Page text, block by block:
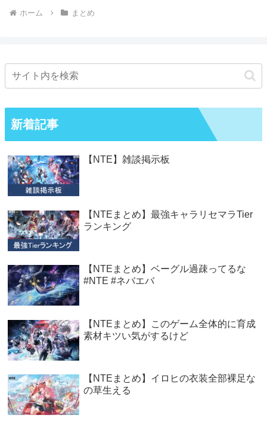
ホーム まとめ
新着記事
【NTE】雑談掲示板
【NTEまとめ】最強キャラリセマラTier
ランキング
【NTEまとめ】ベーグル過疎ってるな
#NTE #ネバエバ
【NTEまとめ】このゲーム全体的に育成
素材キツい気がするけど
【NTEまとめ】イロヒの衣装全部裸足な
の草生える